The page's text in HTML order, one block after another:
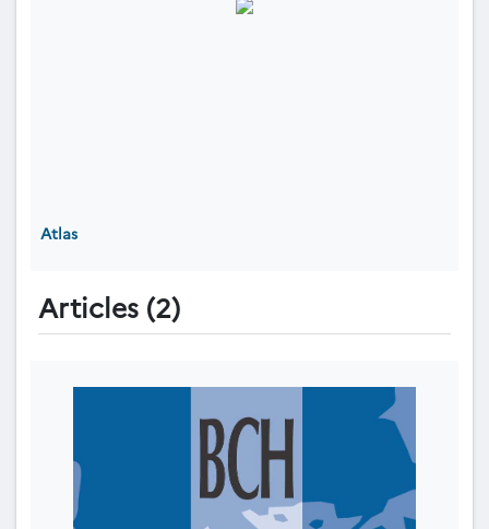
Atlas
Articles (2)